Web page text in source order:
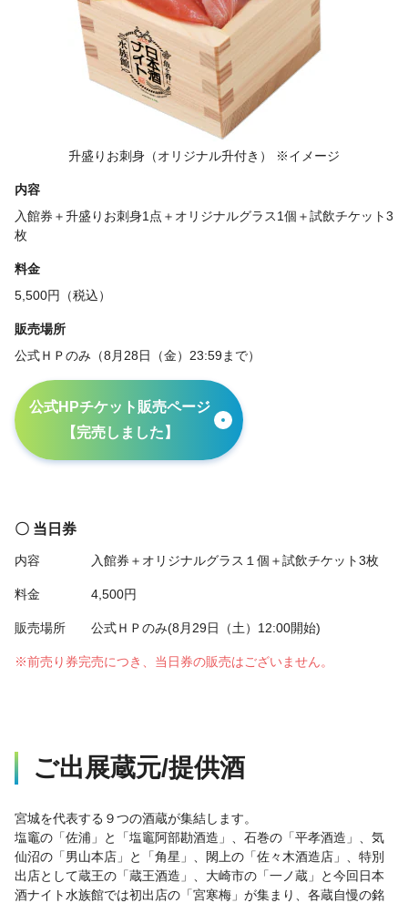
升盛りお刺身（オリジナル升付き） ※イメージ
内容
入館券＋升盛りお刺身1点＋オリジナルグラス1個＋試飲チケット3
枚
料金
5,500円（税込）
販売場所
公式ＨＰのみ（8月28日（金）23:59まで）
公式HPチケット販売ページ
【完売しました】
〇 当日券
内容 入館券＋オリジナルグラス１個＋試飲チケット3枚
料金 4,500円
販売場所 公式ＨＰのみ(8月29日（土）12:00開始)
※前売り券完売につき、当日券の販売はございません。
ご出展蔵元/提供酒
宮城を代表する９つの酒蔵が集結します。
塩竈の「佐浦」と「塩竈阿部勘酒造」、石巻の「平孝酒造」、気
仙沼の「男山本店」と「角星」、閖上の「佐々木酒造店」、特別
出店として蔵王の「蔵王酒造」、大崎市の「一ノ蔵」と今回日本
酒ナイト水族館では初出店の「宮寒梅」が集まり、各蔵自慢の銘